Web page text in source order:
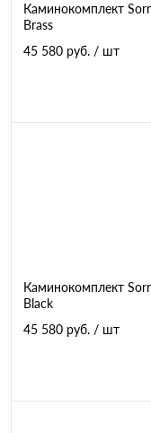
Каминокомплект
Brass
45 580 руб. / шт
Каминокомплект
Black
45 580 руб. / шт